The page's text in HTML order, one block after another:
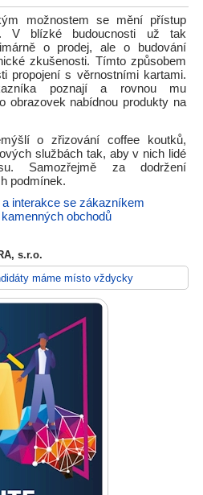
možnostem se mění přístup
V blízké budoucnosti už tak
o prodej, ale o budování
zkušenosti. Tímto způsobem
propojení s věrnostními kartami.
poznají a rovnou mu
obrazovek nabídnou produkty na
o zřizování coffee koutků,
službách tak, aby v nich lidé
Samozřejmě za dodržení
podmínek.
interakce se zákazníkem
obchodů
s.r.o.
máme místo vždycky